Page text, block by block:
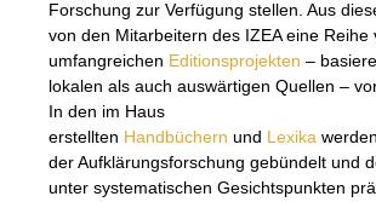
Forschung zur Verfügung stellen. Aus
von den Mitarbeitern des IZEA eine Reihe
umfangreichen Editionsprojekten –
lokalen als auch auswärtigen Quellen –
In den im Haus
erstellten Handbüchern und Lexika
der Aufklärungsforschung gebündelt und
unter systematischen Gesichtspunkten